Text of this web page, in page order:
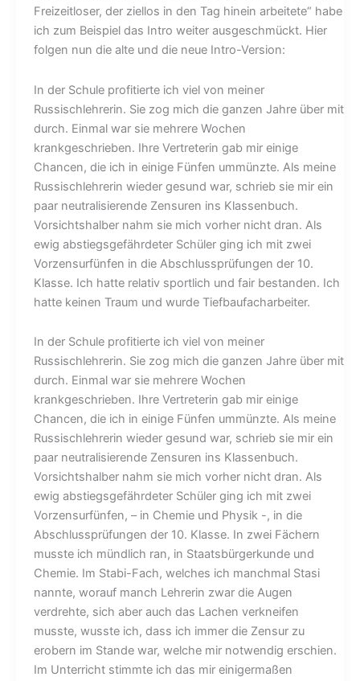
Freizeitloser, der ziellos in den Tag hinein arbeitete“ habe
ich zum Beispiel das Intro weiter ausgeschmückt. Hier
folgen nun die alte und die neue Intro-Version:
In der Schule profitierte ich viel von meiner
Russischlehrerin. Sie zog mich die ganzen Jahre über mit
durch. Einmal war sie mehrere Wochen
krankgeschrieben. Ihre Vertreterin gab mir einige
Chancen, die ich in einige Fünfen ummünzte. Als meine
Russischlehrerin wieder gesund war, schrieb sie mir ein
paar neutralisierende Zensuren ins Klassenbuch.
Vorsichtshalber nahm sie mich vorher nicht dran. Als
ewig abstiegsgefährdeter Schüler ging ich mit zwei
Vorzensurfünfen in die Abschlussprüfungen der 10.
Klasse. Ich hatte relativ sportlich und fair bestanden. Ich
hatte keinen Traum und wurde Tiefbaufacharbeiter.
In der Schule profitierte ich viel von meiner
Russischlehrerin. Sie zog mich die ganzen Jahre über mit
durch. Einmal war sie mehrere Wochen
krankgeschrieben. Ihre Vertreterin gab mir einige
Chancen, die ich in einige Fünfen ummünzte. Als meine
Russischlehrerin wieder gesund war, schrieb sie mir ein
paar neutralisierende Zensuren ins Klassenbuch.
Vorsichtshalber nahm sie mich vorher nicht dran. Als
ewig abstiegsgefährdeter Schüler ging ich mit zwei
Vorzensurfünfen, – in Chemie und Physik -, in die
Abschlussprüfungen der 10. Klasse. In zwei Fächern
musste ich mündlich ran, in Staatsbürgerkunde und
Chemie. Im Stabi-Fach, welches ich manchmal Stasi
nannte, worauf manch Lehrerin zwar die Augen
verdrehte, sich aber auch das Lachen verkneifen
musste, wusste ich, dass ich immer die Zensur zu
erobern im Stande war, welche mir notwendig erschien.
Im Unterricht stimmte ich das mir einigermaßen